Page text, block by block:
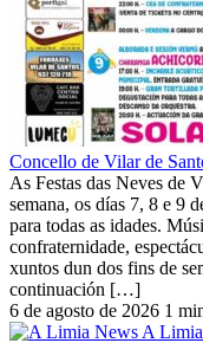
Concello de Vilar de
As Festas das Neves de
semana, os días 7, 8 e 9
para todas as idades.
confraternidade,
xuntos dun dos fins de
continuación […]
6 de agosto de 2026 1
A